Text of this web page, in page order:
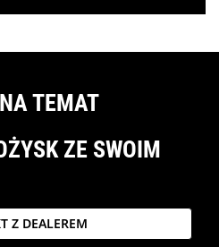
TEMAT
ZE SWOIM
Z DEALEREM